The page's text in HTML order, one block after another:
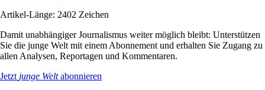
Artikel-Länge: 2402 Zeichen
Damit unabhängiger Journalismus weiter möglich bleibt: Unterstützen
Sie die junge Welt mit einem Abonnement und erhalten Sie Zugang zu
allen Analysen, Reportagen und Kommentaren.
Jetzt junge Weltabonnieren